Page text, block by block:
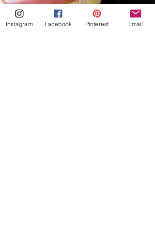
Instagram Facebook Pinterest Email